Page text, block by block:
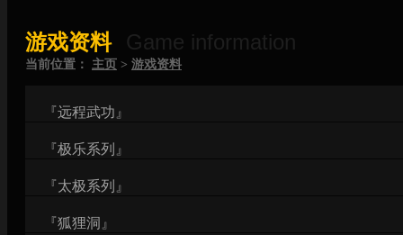
游戏资料 Game information
当前位置： 主页 > 游戏资料
『远程武功』
『极乐系列』
『太极系列』
『狐狸洞』